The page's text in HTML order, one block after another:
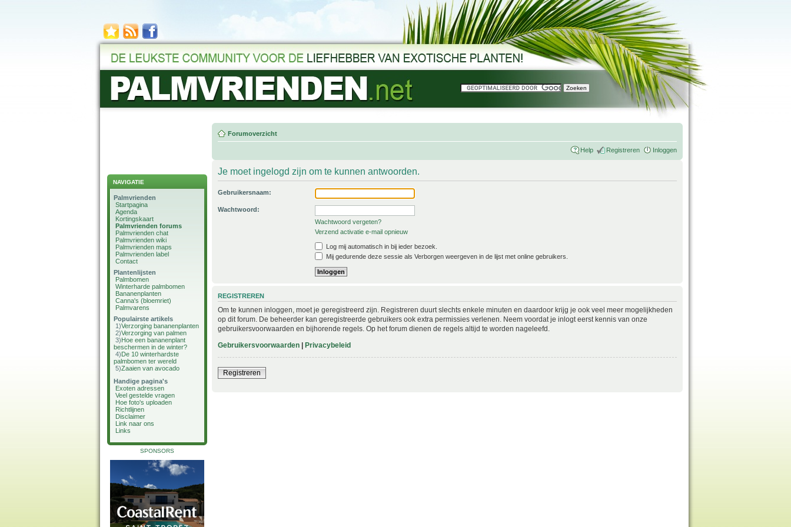
NAVIGATIE
Palmvrienden
Startpagina
Agenda
Kortingskaart
Palmvrienden forums
Palmvrienden chat
Palmvrienden wiki
Palmvrienden maps
Palmvrienden label
Contact
Plantenlijsten
Palmbomen
Winterharde palmbomen
Bananenplanten
Canna's (bloemriet)
Palmvarens
Populairste artikels
1)Verzorging bananenplanten
2)Verzorging van palmen
3)Hoe een bananenplant
beschermen in de winter?
4)De 10 winterhardste
palmbomen ter wereld
5)Zaaien van avocado
Handige pagina's
Exoten adressen
Veel gestelde vragen
Hoe foto's uploaden
Richtlijnen
Disclaimer
Link naar ons
Links
SPONSORS
Forumoverzicht
Help Registreren Inloggen
Je moet ingelogd zijn om te kunnen antwoorden.
Gebruikersnaam:
Wachtwoord:
Wachtwoord vergeten?
Verzend activatie e-mail opnieuw
Log mij automatisch in bij ieder bezoek.
Mij gedurende deze sessie als Verborgen weergeven in de lijst met online gebruikers.
REGISTREREN
Om te kunnen inloggen, moet je geregistreerd zijn. Registreren duurt slechts enkele minuten en daardoor krijg je ook veel meer mogelijkheden
op dit forum. De beheerder kan geregistreerde gebruikers ook extra permissies verlenen. Neem voordat je inlogt eerst kennis van onze
gebruikersvoorwaarden en bijhorende regels. Op het forum dienen de regels altijd te worden nageleefd.
Gebruikersvoorwaarden | Privacybeleid
Registreren